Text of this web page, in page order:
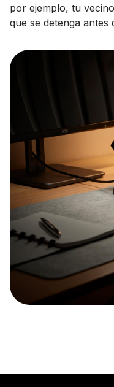
por ejemplo, tu
que se detenga antes